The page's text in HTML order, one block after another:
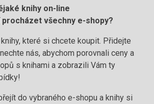
knihy on-line
procházet všechny e-shopy?
které si chcete koupit. Přidejte
nás, abychom porovnali ceny a
s knihami a zobrazili Vám ty
do vybraného e-shopu a knihy si